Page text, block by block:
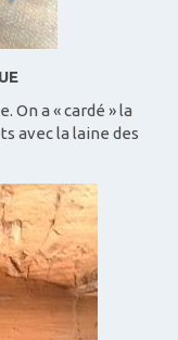
On a « cardé » la
avec la laine des